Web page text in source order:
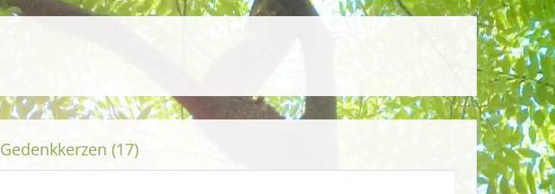
Gedenkkerzen (17)